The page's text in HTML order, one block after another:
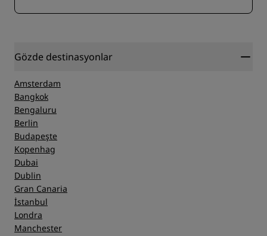
Gözde destinasyonlar
Amsterdam
Bangkok
Bengaluru
Berlin
Budapeşte
Kopenhag
Dubai
Dublin
Gran Canaria
İstanbul
Londra
Manchester